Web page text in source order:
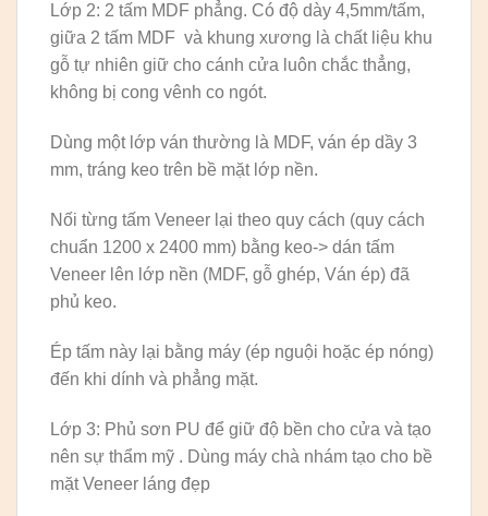
Lớp 2: 2 tấm MDF phẳng. Có độ dày 4,5mm/tấm,
giữa 2 tấm MDF và khung xương là chất liệu khu
gỗ tự nhiên giữ cho cánh cửa luôn chắc thẳng,
không bị cong vênh co ngót.
Dùng một lớp ván thường là MDF, ván ép dầy 3
mm, tráng keo trên bề mặt lớp nền.
Nối từng tấm Veneer lại theo quy cách (quy cách
chuẩn 1200 x 2400 mm) bằng keo-> dán tấm
Veneer lên lớp nền (MDF, gỗ ghép, Ván ép) đã
phủ keo.
Ép tấm này lại bằng máy (ép nguội hoặc ép nóng)
đến khi dính và phẳng mặt.
Lớp 3: Phủ sơn PU để giữ độ bền cho cửa và tạo
nên sự thẩm mỹ . Dùng máy chà nhám tạo cho bề
mặt Veneer láng đẹp